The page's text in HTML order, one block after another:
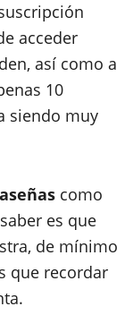
acceder
así como a
10
siendo muy
como
es que
de mínimo
que recordar